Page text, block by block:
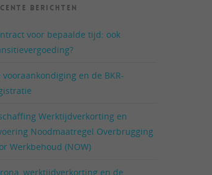
BERICHTEN
voor bepaalde tijd: ook
vooraankondiging en de BKR-
Werktijdverkorting en
Noodmaatregel Overbrugging
Werkbehoud (NOW)
werktijdverkorting en de